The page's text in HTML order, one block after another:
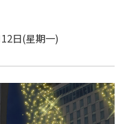
日(星期一)